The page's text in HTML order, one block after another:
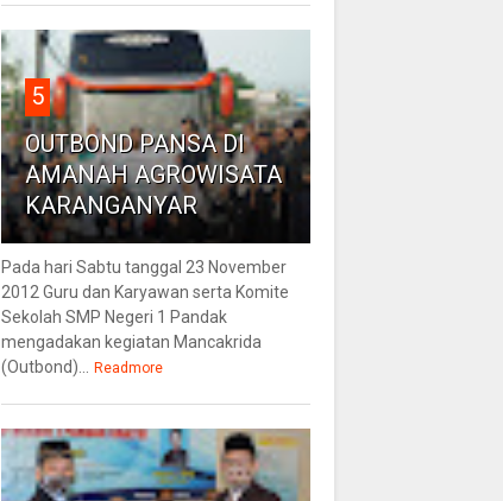
5
OUTBOND PANSA DI
AMANAH AGROWISATA
KARANGANYAR
Pada hari Sabtu tanggal 23 November
2012 Guru dan Karyawan serta Komite
Sekolah SMP Negeri 1 Pandak
mengadakan kegiatan Mancakrida
(Outbond)...
Readmore